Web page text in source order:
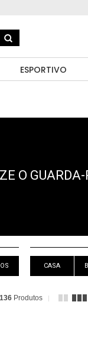
ESPORTIVO
O GUARDA-
CASA
136 Produtos